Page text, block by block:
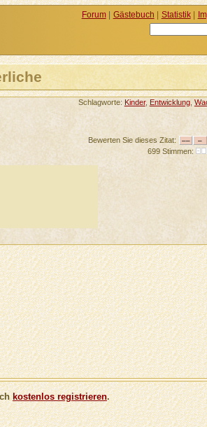
Schlagworte: Kinder, Entwicklung,
Bewerten Sie dieses Zitat:
699 Stimmen:
kostenlos registrieren.
Forum| Gästebuch | Statistik|